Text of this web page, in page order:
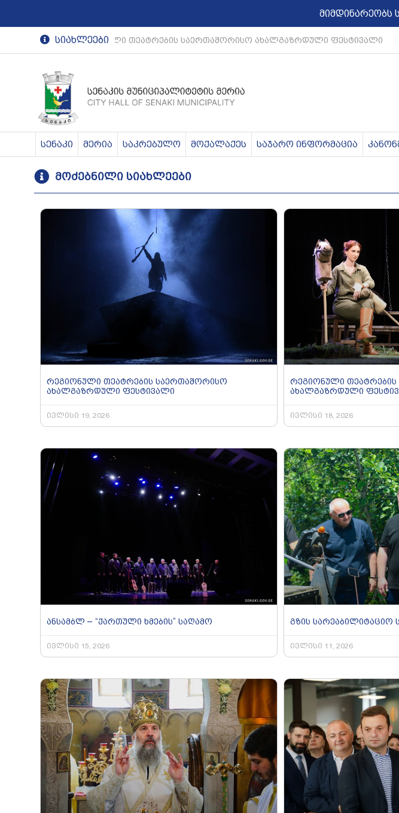
მიმდინარეობს
სიახლეები
რეგიონული თეატრების საერთაშორისო ახალგაზრდული ფესტივალი
სენაკი მერია საკრებულო მოქალაქეს საჯარო ინფორმაცია
მოძებნილი სიახლეები
რეგიონული თეატრების საერთაშორისო
ახალგაზრდული ფესტივალი
ივლისი 19, 2026
რეგიონული
ახალგაზრდული
ივლისი 18, 2026
ანსამბლ – “ქართული ხმების” საღამო
ივლისი 15, 2026
გზის სარეაბილიტაციო
ივლისი 11, 2026